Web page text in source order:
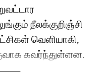
நீலக்குறிஞ்சி
வெளியாகி,
கவர்ந்துள்ளன.